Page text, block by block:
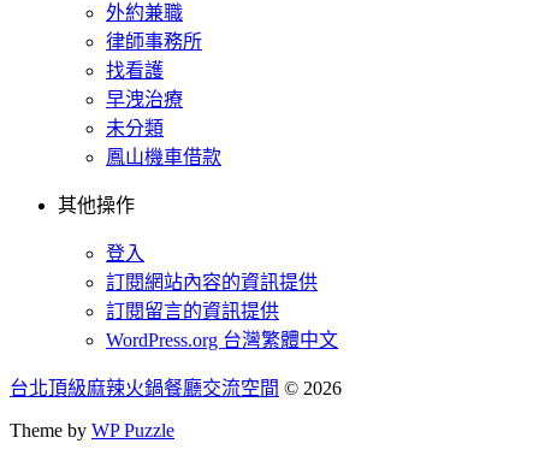
外約兼職
律師事務所
找看護
早洩治療
未分類
鳳山機車借款
其他操作
登入
訂閱網站內容的資訊提供
訂閱留言的資訊提供
WordPress.org 台灣繁體中文
台北頂級麻辣火鍋餐廳交流空間 © 2026
Theme by WP Puzzle